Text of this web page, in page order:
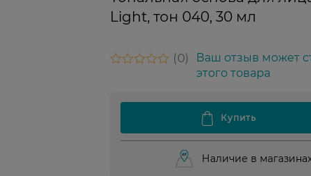
Light, тон 040, 30 мл
0
Ваш отзыв может
этого товара
Наличие в